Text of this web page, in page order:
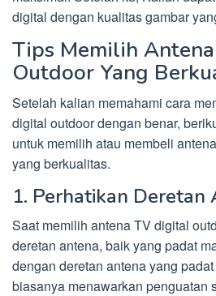
digital dengan kualitas gambar
Tips Memilih
Outdoor Yang
Setelah kalian memahami cara
digital outdoor dengan benar,
untuk memilih atau membeli
yang berkualitas.
1. Perhatikan Deretan
Saat memilih antena TV digital
deretan antena, baik yang padat
dengan deretan antena yang
biasanya menawarkan penguatan